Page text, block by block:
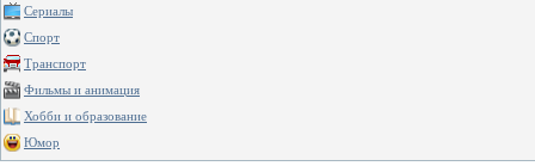
Сериалы
Спорт
Транспорт
Фильмы и анимация
Хобби и образование
Юмор